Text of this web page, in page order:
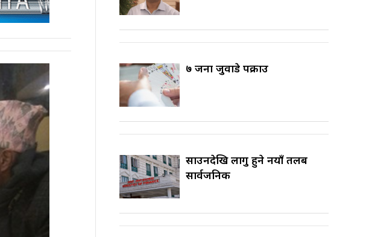
७ जना जुवाडे पक्राउ
साउनदेखि लागु हुने नयाँ तलब
सार्वजनिक